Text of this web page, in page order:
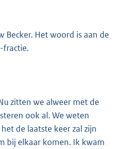
Becker. Het woord is aan de
fractie.
zitten we alweer met de
ook al. We weten
de laatste keer zal zijn
bij elkaar komen. Ik kwam